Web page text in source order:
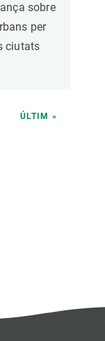
sobre
per
ciutats
ÚLTIMA
ÚLTIM »